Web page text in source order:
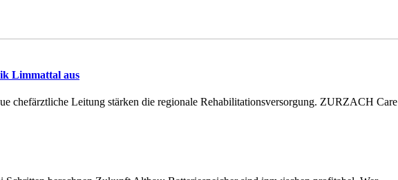
Limmattal aus
chefärztliche Leitung stärken die regionale Rehabilitationsversorgung. ZURZACH